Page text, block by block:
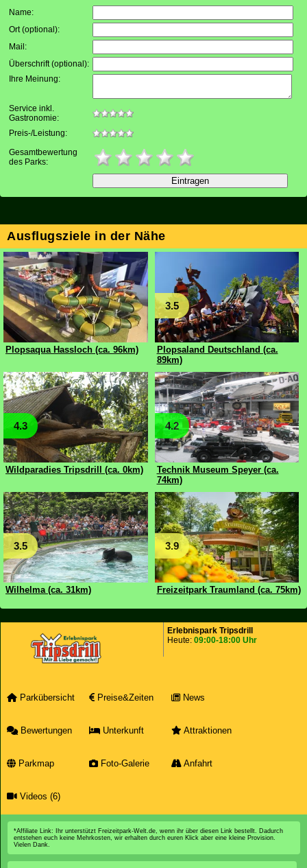
Name:
Ort (optional):
Mail :
Überschrift (optional):
Ihre Meinung:
Service inkl.
Gastronomie:
Preis-/Leistung:
Gesamtbewertung
des Parks:
Ausflugsziele in der Nähe
Plopsaqua Hassloch (ca. 96km)
3.5
Plopsaland Deutschland (ca.
89km)
4.3
Wildparadies Tripsdrill (ca. 0km)
4.2
Technik Museum Speyer (ca.
74km)
3.5
Wilhelma (ca. 31km)
3.9
Freizeitpark Traumland (ca. 75km)
Erlebnispark Tripsdrill
Heute: 09:00-18:00 Uhr
Parkübersicht Preise&Zeiten News
Bewertungen Unterkunft Attraktionen
Parkmap Foto-Galerie Anfahrt
Videos (6)
*Affiliate Link: Ihr unterstützt Freizeitpark-Welt.de, wenn ihr über diesen Link bestellt. Dadurch
entstehen euch keine Mehrkosten, wir erhalten durch euren Klick aber eine kleine Provision.
Vielen Dank.